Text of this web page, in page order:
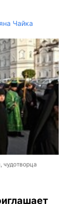
Чайка
чудотворца